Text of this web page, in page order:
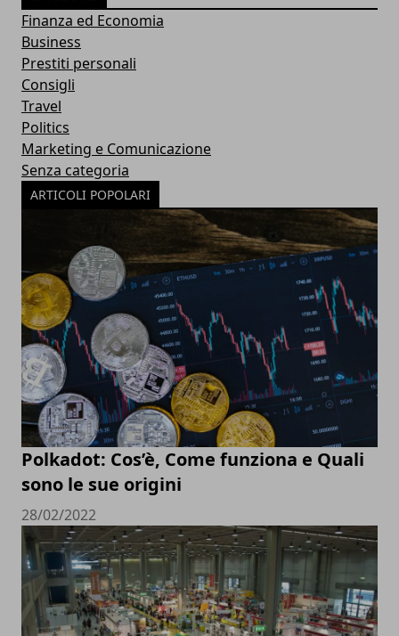
Finanza ed Economia
Business
Prestiti personali
Consigli
Travel
Politics
Marketing e Comunicazione
Senza categoria
ARTICOLI POPOLARI
Polkadot: Cos’è, Come funziona e Quali
sono le sue origini
28/02/2022